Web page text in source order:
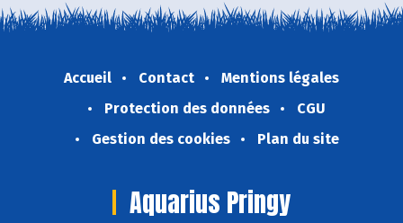
Accueil Contact
Mentions légales
Protection des données
CGU
Gestion des cookies
Plan du site
Aquarius Pringy